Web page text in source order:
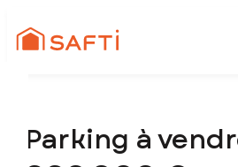
Parking à